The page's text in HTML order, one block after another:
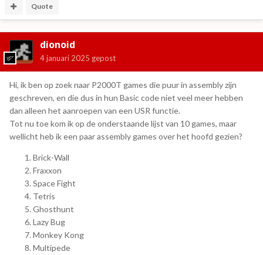
Quote
dionoid
4 januari 2025 gepost
Hi, ik ben op zoek naar P2000T games die puur in assembly zijn
geschreven, en die dus in hun Basic code niet veel meer hebben
dan alleen het aanroepen van een USR functie.
Tot nu toe kom ik op de onderstaande lijst van 10 games, maar
wellicht heb ik een paar assembly games over het hoofd gezien?
Brick-Wall
Fraxxon
Space Fight
Tetris
Ghosthunt
Lazy Bug
Monkey Kong
Multipede